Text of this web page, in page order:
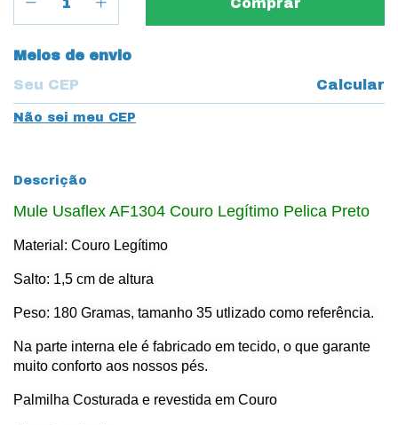
Entregas para o CEP:
Meios de envio
Calcular
Não sei meu CEP
Descrição
Mule Usaflex AF1304 Couro Legítimo Pelica Preto
Material: Couro Legítimo
Salto: 1,5 cm de altura
Peso: 180 Gramas, tamanho 35 utlizado como referência.
Na parte interna ele é fabricado em tecido, o que garante
muito conforto aos nossos pés.
Palmilha Costurada e revestida em Couro